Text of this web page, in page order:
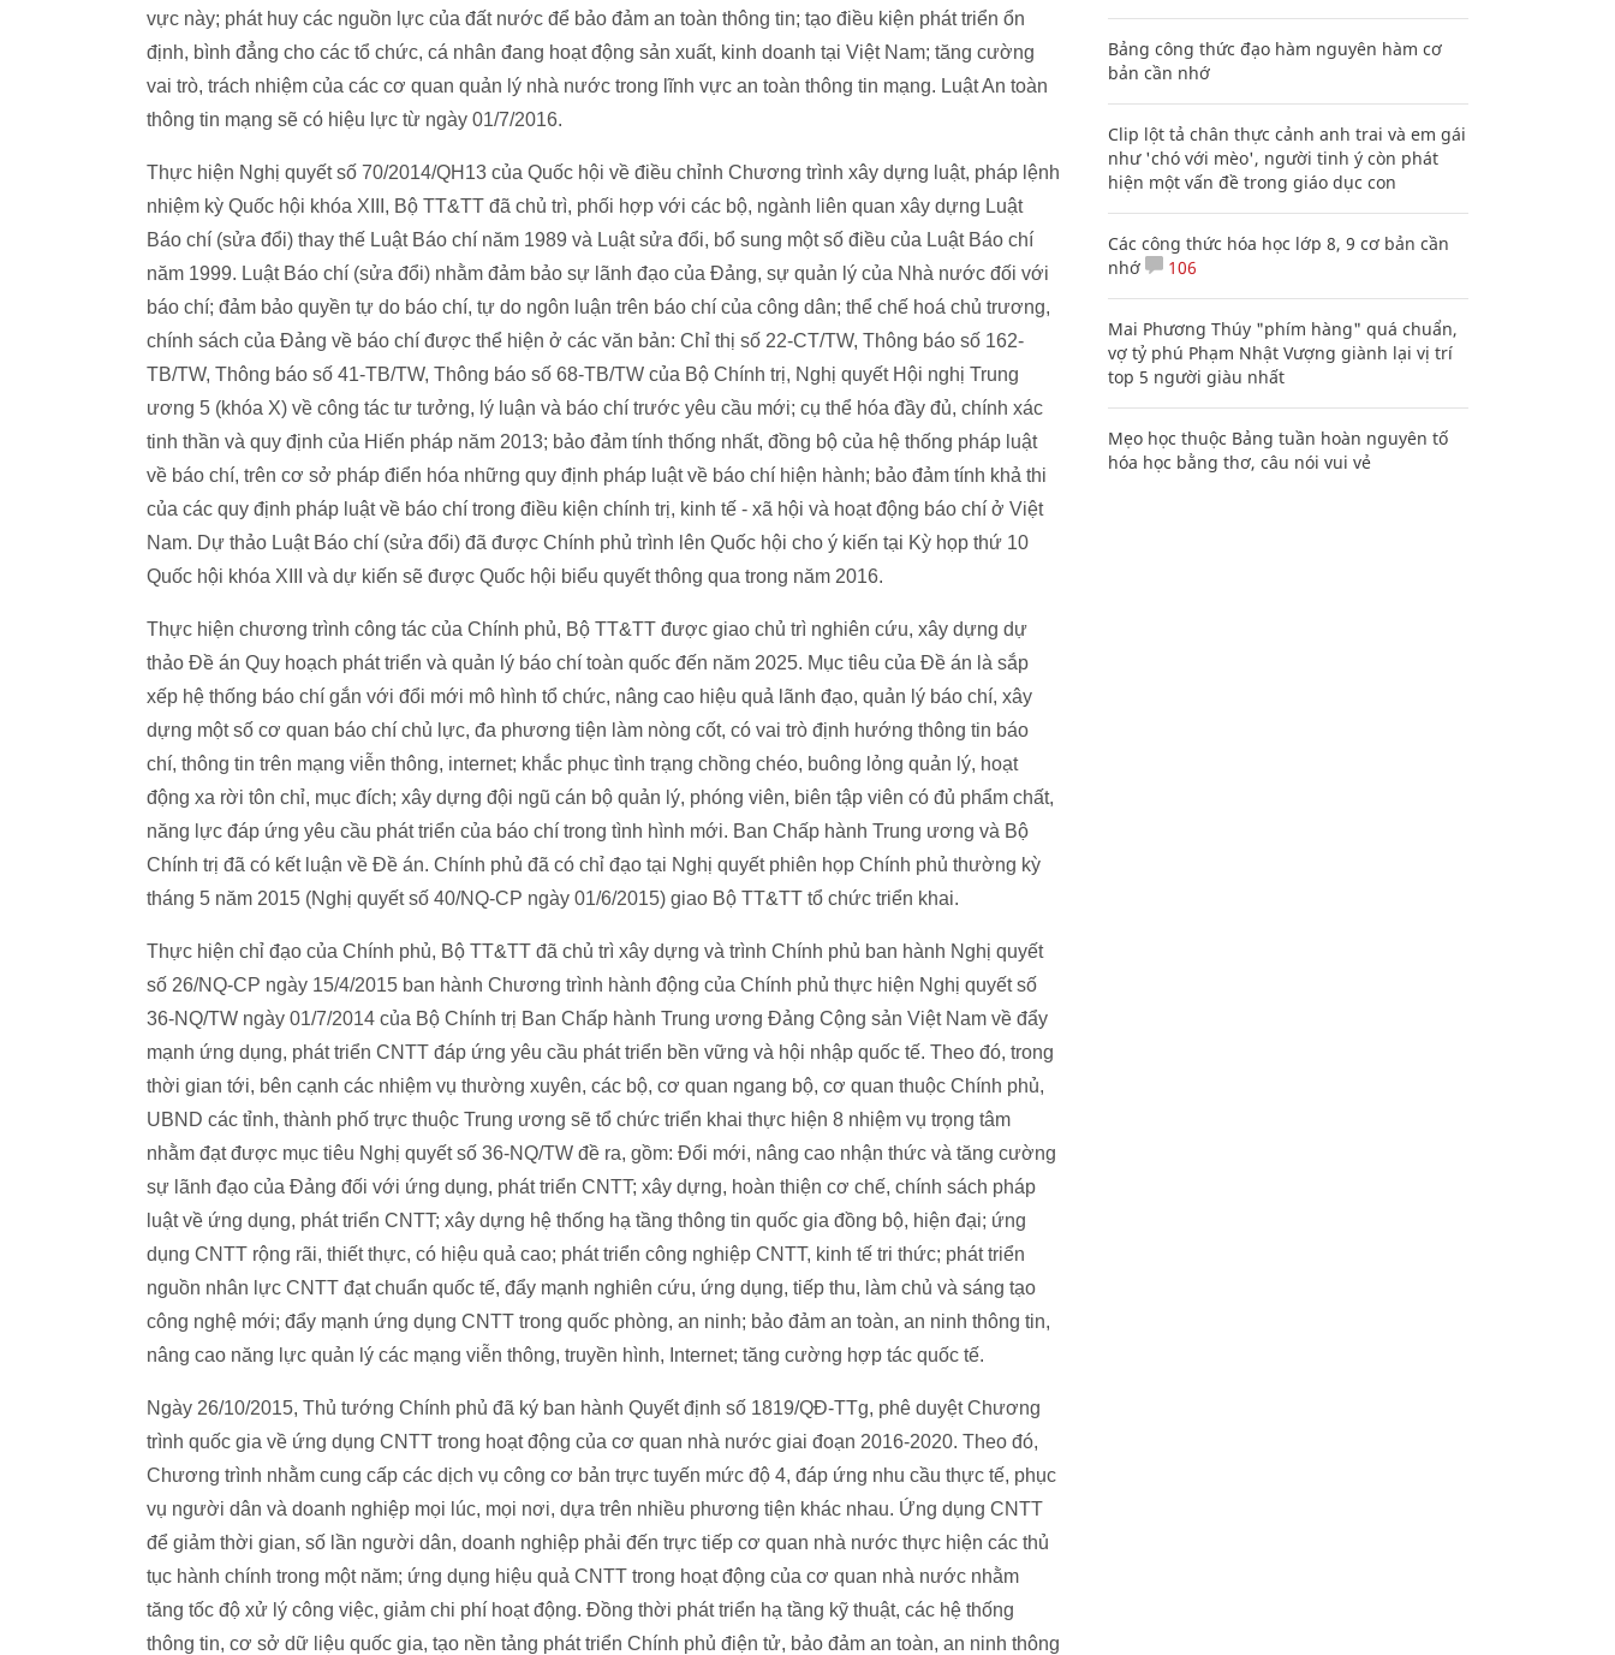
vực này; phát huy các nguồn lực của đất nước để bảo đảm an toàn thông tin; tạo điều kiện phát triển ổn
định, bình đẳng cho các tổ chức, cá nhân đang hoạt động sản xuất, kinh doanh tại Việt Nam; tăng cường
vai trò, trách nhiệm của các cơ quan quản lý nhà nước trong lĩnh vực an toàn thông tin mạng. Luật An toàn
thông tin mạng sẽ có hiệu lực từ ngày 01/7/2016.
Thực hiện Nghị quyết số 70/2014/QH13 của Quốc hội về điều chỉnh Chương trình xây dựng luật, pháp lệnh
nhiệm kỳ Quốc hội khóa XIII, Bộ TT&TT đã chủ trì, phối hợp với các bộ, ngành liên quan xây dựng Luật
Báo chí (sửa đổi) thay thế Luật Báo chí năm 1989 và Luật sửa đổi, bổ sung một số điều của Luật Báo chí
năm 1999. Luật Báo chí (sửa đổi) nhằm đảm bảo sự lãnh đạo của Đảng, sự quản lý của Nhà nước đối với
báo chí; đảm bảo quyền tự do báo chí, tự do ngôn luận trên báo chí của công dân; thể chế hoá chủ trương,
chính sách của Đảng về báo chí được thể hiện ở các văn bản: Chỉ thị số 22-CT/TW, Thông báo số 162-
TB/TW, Thông báo số 41-TB/TW, Thông báo số 68-TB/TW của Bộ Chính trị, Nghị quyết Hội nghị Trung
ương 5 (khóa X) về công tác tư tưởng, lý luận và báo chí trước yêu cầu mới; cụ thể hóa đầy đủ, chính xác
tinh thần và quy định của Hiến pháp năm 2013; bảo đảm tính thống nhất, đồng bộ của hệ thống pháp luật
về báo chí, trên cơ sở pháp điển hóa những quy định pháp luật về báo chí hiện hành; bảo đảm tính khả thi
của các quy định pháp luật về báo chí trong điều kiện chính trị, kinh tế - xã hội và hoạt động báo chí ở Việt
Nam. Dự thảo Luật Báo chí (sửa đổi) đã được Chính phủ trình lên Quốc hội cho ý kiến tại Kỳ họp thứ 10
Quốc hội khóa XIII và dự kiến sẽ được Quốc hội biểu quyết thông qua trong năm 2016.
Thực hiện chương trình công tác của Chính phủ, Bộ TT&TT được giao chủ trì nghiên cứu, xây dựng dự
thảo Đề án Quy hoạch phát triển và quản lý báo chí toàn quốc đến năm 2025. Mục tiêu của Đề án là sắp
xếp hệ thống báo chí gắn với đổi mới mô hình tổ chức, nâng cao hiệu quả lãnh đạo, quản lý báo chí, xây
dựng một số cơ quan báo chí chủ lực, đa phương tiện làm nòng cốt, có vai trò định hướng thông tin báo
chí, thông tin trên mạng viễn thông, internet; khắc phục tình trạng chồng chéo, buông lỏng quản lý, hoạt
động xa rời tôn chỉ, mục đích; xây dựng đội ngũ cán bộ quản lý, phóng viên, biên tập viên có đủ phẩm chất,
năng lực đáp ứng yêu cầu phát triển của báo chí trong tình hình mới. Ban Chấp hành Trung ương và Bộ
Chính trị đã có kết luận về Đề án. Chính phủ đã có chỉ đạo tại Nghị quyết phiên họp Chính phủ thường kỳ
tháng 5 năm 2015 (Nghị quyết số 40/NQ-CP ngày 01/6/2015) giao Bộ TT&TT tổ chức triển khai.
Thực hiện chỉ đạo của Chính phủ, Bộ TT&TT đã chủ trì xây dựng và trình Chính phủ ban hành Nghị quyết
số 26/NQ-CP ngày 15/4/2015 ban hành Chương trình hành động của Chính phủ thực hiện Nghị quyết số
36-NQ/TW ngày 01/7/2014 của Bộ Chính trị Ban Chấp hành Trung ương Đảng Cộng sản Việt Nam về đẩy
mạnh ứng dụng, phát triển CNTT đáp ứng yêu cầu phát triển bền vững và hội nhập quốc tế. Theo đó, trong
thời gian tới, bên cạnh các nhiệm vụ thường xuyên, các bộ, cơ quan ngang bộ, cơ quan thuộc Chính phủ,
UBND các tỉnh, thành phố trực thuộc Trung ương sẽ tổ chức triển khai thực hiện 8 nhiệm vụ trọng tâm
nhằm đạt được mục tiêu Nghị quyết số 36-NQ/TW đề ra, gồm: Đổi mới, nâng cao nhận thức và tăng cường
sự lãnh đạo của Đảng đối với ứng dụng, phát triển CNTT; xây dựng, hoàn thiện cơ chế, chính sách pháp
luật về ứng dụng, phát triển CNTT; xây dựng hệ thống hạ tầng thông tin quốc gia đồng bộ, hiện đại; ứng
dụng CNTT rộng rãi, thiết thực, có hiệu quả cao; phát triển công nghiệp CNTT, kinh tế tri thức; phát triển
nguồn nhân lực CNTT đạt chuẩn quốc tế, đẩy mạnh nghiên cứu, ứng dụng, tiếp thu, làm chủ và sáng tạo
công nghệ mới; đẩy mạnh ứng dụng CNTT trong quốc phòng, an ninh; bảo đảm an toàn, an ninh thông tin,
nâng cao năng lực quản lý các mạng viễn thông, truyền hình, Internet; tăng cường hợp tác quốc tế.
Ngày 26/10/2015, Thủ tướng Chính phủ đã ký ban hành Quyết định số 1819/QĐ-TTg, phê duyệt Chương
trình quốc gia về ứng dụng CNTT trong hoạt động của cơ quan nhà nước giai đoạn 2016-2020. Theo đó,
Chương trình nhằm cung cấp các dịch vụ công cơ bản trực tuyến mức độ 4, đáp ứng nhu cầu thực tế, phục
vụ người dân và doanh nghiệp mọi lúc, mọi nơi, dựa trên nhiều phương tiện khác nhau. Ứng dụng CNTT
để giảm thời gian, số lần người dân, doanh nghiệp phải đến trực tiếp cơ quan nhà nước thực hiện các thủ
tục hành chính trong một năm; ứng dụng hiệu quả CNTT trong hoạt động của cơ quan nhà nước nhằm
tăng tốc độ xử lý công việc, giảm chi phí hoạt động. Đồng thời phát triển hạ tầng kỹ thuật, các hệ thống
thông tin, cơ sở dữ liệu quốc gia, tạo nền tảng phát triển Chính phủ điện tử, bảo đảm an toàn, an ninh thông
Bảng công thức đạo hàm nguyên hàm cơ
bản cần nhớ
Clip lột tả chân thực cảnh anh trai và em gái
như 'chó với mèo', người tinh ý còn phát
hiện một vấn đề trong giáo dục con
Các công thức hóa học lớp 8, 9 cơ bản cần
nhớ
106
Mai Phương Thúy "phím hàng" quá chuẩn,
vợ tỷ phú Phạm Nhật Vượng giành lại vị trí
top 5 người giàu nhất
Mẹo học thuộc Bảng tuần hoàn nguyên tố
hóa học bằng thơ, câu nói vui vẻ